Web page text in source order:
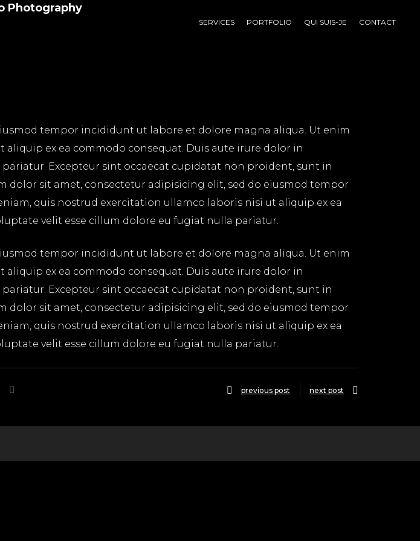
SERVICES PORTFOLIO QUI SUIS-JE CONTACT
tempor incididunt ut labore et dolore magna aliqua. Ut enim
ex ea commodo consequat. Duis aute irure dolor in
Excepteur sint occaecat cupidatat non proident, sunt in
sit amet, consectetur adipisicing elit, sed do eiusmod tempor
quis nostrud exercitation ullamco laboris nisi ut aliquip ex ea
velit esse cillum dolore eu fugiat nulla pariatur.
tempor incididunt ut labore et dolore magna aliqua. Ut enim
ex ea commodo consequat. Duis aute irure dolor in
Excepteur sint occaecat cupidatat non proident, sunt in
sit amet, consectetur adipisicing elit, sed do eiusmod tempor
quis nostrud exercitation ullamco laboris nisi ut aliquip ex ea
velit esse cillum dolore eu fugiat nulla pariatur.
previous post next post